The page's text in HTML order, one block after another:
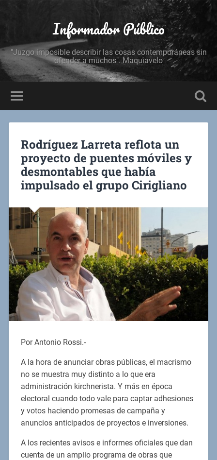
Informador Público
"Juzgo imposible describir las cosas contemporáneas sin
ofender a muchos". Maquiavelo
Rodríguez Larreta reflota un
proyecto de puentes móviles y
desmontables que había
impulsado el grupo Cirigliano
Por Antonio Rossi.-
A la hora de anunciar obras públicas, el macrismo
no se muestra muy distinto a lo que era
administración kirchnerista. Y más en época
electoral cuando todo vale para captar adhesiones
y votos haciendo promesas de campaña y
anuncios anticipados de proyectos e inversiones.
A los recientes avisos e informes oficiales que dan
cuenta de un amplio programa de obras que